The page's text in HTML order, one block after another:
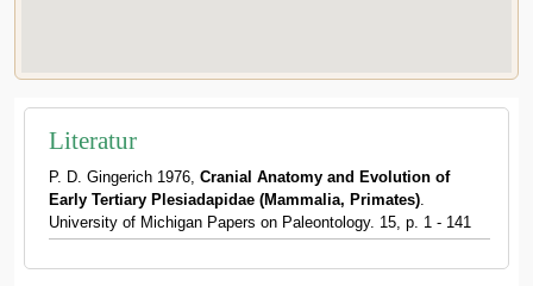
Literatur
P. D. Gingerich 1976, Cranial Anatomy and Evolution of
Early Tertiary Plesiadapidae (Mammalia, Primates).
University of Michigan Papers on Paleontology. 15, p. 1 - 141